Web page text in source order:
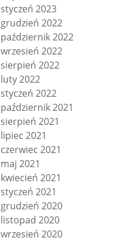
styczeń 2023
grudzień 2022
październik 2022
wrzesień 2022
sierpień 2022
luty 2022
styczeń 2022
październik 2021
sierpień 2021
lipiec 2021
czerwiec 2021
maj 2021
kwiecień 2021
styczeń 2021
grudzień 2020
listopad 2020
wrzesień 2020